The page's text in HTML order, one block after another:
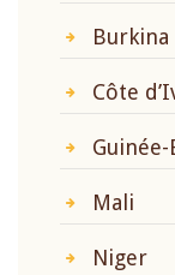
Burkina
Côte
Guinée-
Mali
Niger